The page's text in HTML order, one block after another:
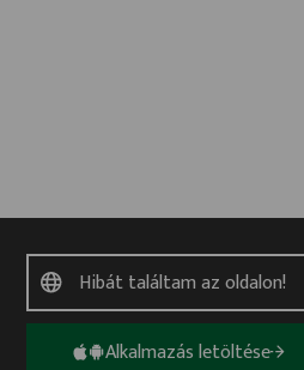
Alkalmazás letöltése